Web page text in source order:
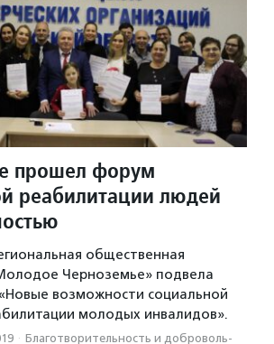
прошел форум
реабилитации людей
общественная
Черноземье» подвела
возможности социальной
молодых инвалидов».
· Благотвори­тель­ность и доброволь­